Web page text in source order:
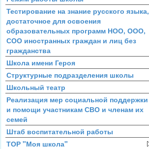
Тестирование на знание русского языка,
достаточное для освоения
образовательных программ НОО, ООО,
СОО иностранных граждан и лиц без
гражданства
Школа имени Героя
Структурные подразделения школы
Школьный театр
Реализация мер социальной поддержки
и помощи участникам СВО и членам их
семей
Штаб воспитательной работы
ТОР "Моя школа"